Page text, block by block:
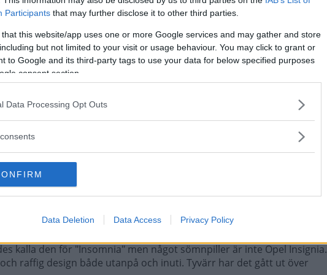
Participants that may further disclose it to other third parties.
that this website/app uses one or more Google services and may gather and store
but not limited to your visit or usage behaviour. You may click to grant or
to Google and its third-party tags to use your data for below specified purposes
consent section.
Data Processing Opt Outs
Data Deletion Data Access Privacy Policy
(2009)
1,6 Turbo
att titta på. Men också rymlig, bekväm och praktisk att använda.
bästa från flera världar.
kalla den för "Insomnia" men något sömnpiller är inte Opel Insignia.
raffig design både utanpå och inuti. Tyvärr har det gått ut över